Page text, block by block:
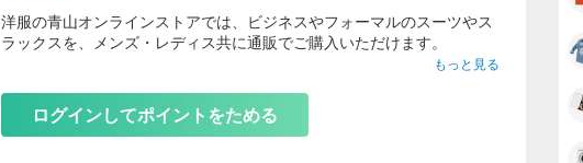
洋服の青山オンラインストアでは、ビジネスやフォーマルのスーツやス
ラックスを、メンズ・レディス共に通販でご購入いただけます。
圧倒的な品揃え！
送料 全国一律550円（税込）（※店舗受取は送料なし)！正午までのご注
もっと見る
ログインしてポイントをためる